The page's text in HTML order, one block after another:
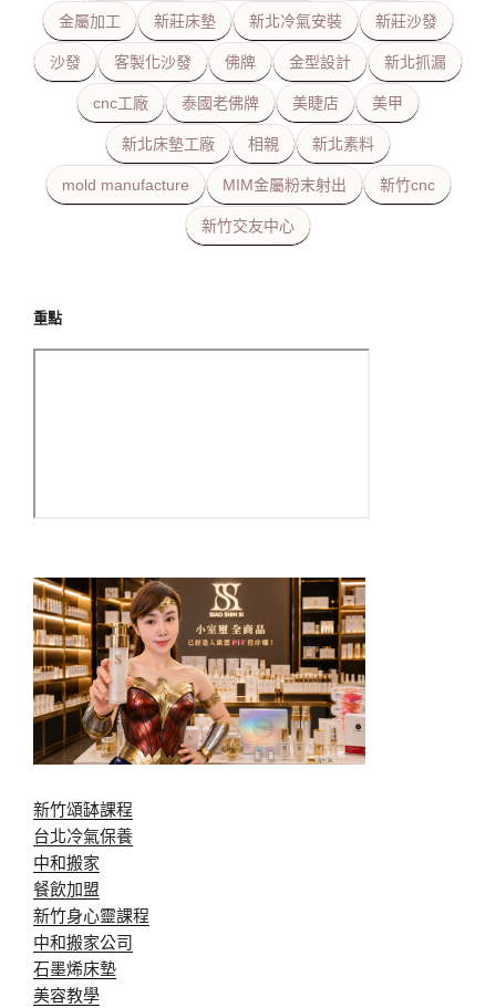
金屬加工 新莊床墊 新北冷氣安裝 新莊沙發
沙發 客製化沙發 佛牌 金型設計 新北抓漏
cnc工廠 泰國老佛牌 美睫店 美甲
新北床墊工廠 相親 新北素料
mold manufacture MIM金屬粉末射出 新竹cnc
新竹交友中心
重點
新竹頌缽課程
台北冷氣保養
中和搬家
餐飲加盟
新竹身心靈課程
中和搬家公司
石墨烯床墊
美容教學